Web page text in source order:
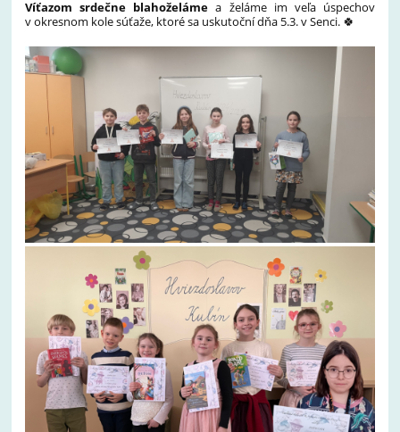
Víťazom srdečne blahoželáme a želáme im veľa úspechov
v okresnom kole súťaže, ktoré sa uskutoční dňa 5.3. v Senci. 🍀